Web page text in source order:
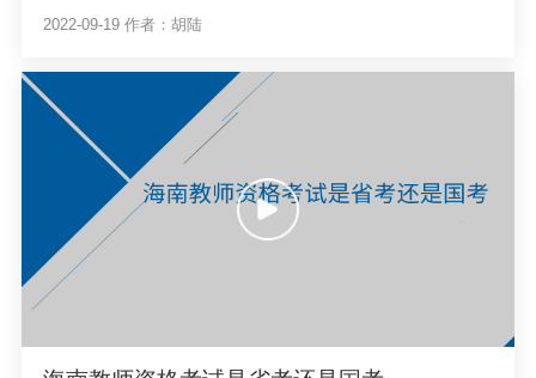
2022-09-19 作者：胡陆